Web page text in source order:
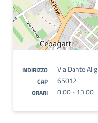
INDIRIZZO Via Dante
CAP 65012
ORARI 8:00 - 13:00